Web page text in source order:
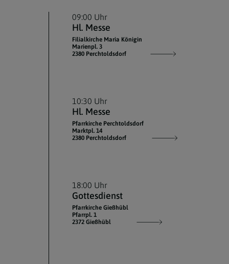
09:00 Uhr
Hl. Messe
Filialkirche Maria Königin
Marienpl. 3
2380 Perchtoldsdorf
10:30 Uhr
Hl. Messe
Pfarrkirche Perchtoldsdorf
Marktpl. 14
2380 Perchtoldsdorf
18:00 Uhr
Gottesdienst
Pfarrkirche Gießhübl
Pfarrpl. 1
2372 Gießhübl